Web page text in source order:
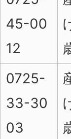
45-00
12
0725-
33-30
03